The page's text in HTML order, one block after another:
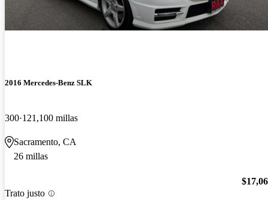
2016 Mercedes-Benz SLK
300 121,100 millas
Sacramento, CA
26 millas
Trato justo